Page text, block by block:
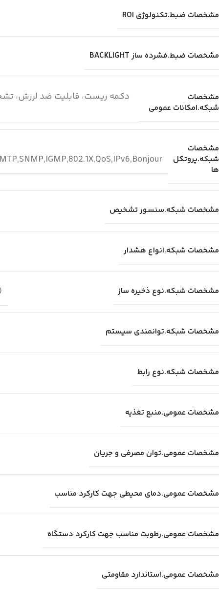
مشخصات ضبط.تکنولوژی ROI
مشخصات ضبط.فشرده ساز BACKLIGHT
مشخصات
شبکه.امکانات عمومی
دکمه ریست، قابلیت ضد لرزش،
مشخصات
شبکه.پروتکل
ها
مشخصات شبکه.سنسور تشخیص
مشخصات شبکه.انواع هشدار
مشخصات شبکه.نوع ذخیره ساز card slot, up to 128 GB
مشخصات شبکه.توانمندی سیستم
مشخصات شبکه.نوع رابط
مشخصات عمومی.منبع تغذیه
مشخصات عمومی.توان مصرفی و جریان
مشخصات عمومی.دمای محیطی جهت کارکرد مناسب
مشخصات عمومی.رطوبت مناسب جهت کارکرد دستگاه
مشخصات عمومی.استاندارد مقاومتی